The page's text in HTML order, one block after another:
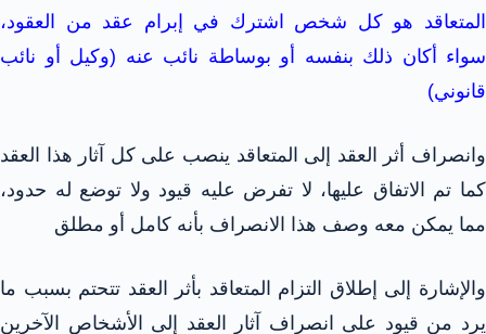
المتعاقد هو كل شخص اشترك في إبرام عقد من العقود،
سواء أكان ذلك بنفسه أو بوساطة نائب عنه (وكيل أو نائب
قانوني)
وانصراف أثر العقد إلى المتعاقد ينصب على كل آثار هذا العقد
كما تم الاتفاق عليها، لا تفرض عليه قيود ولا توضع له حدود،
مما يمكن معه وصف هذا الانصراف بأنه كامل أو مطلق
والإشارة إلى إطلاق التزام المتعاقد بأثر العقد تتحتم بسبب ما
يرد من قيود على انصراف آثار العقد إلى الأشخاص الآخرين